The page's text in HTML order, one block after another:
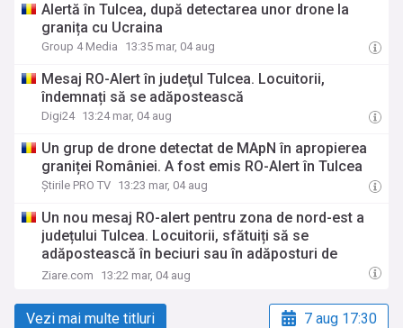
Alertă în Tulcea, după detectarea unor drone la
granița cu Ucraina
Group 4 Media 13:35 mar, 04 aug
Mesaj RO-Alert în judeţul Tulcea. Locuitorii,
îndemnați să se adăpostească
Digi24 13:24 mar, 04 aug
Un grup de drone detectat de MApN în apropierea
graniței României. A fost emis RO-Alert în Tulcea
Știrile PRO TV 13:23 mar, 04 aug
Un nou mesaj RO-alert pentru zona de nord-est a
județului Tulcea. Locuitorii, sfătuiți să se
adăpostească în beciuri sau în adăposturi de
protecție civilă
Ziare.com 13:22 mar, 04 aug
Vezi mai multe titluri 7 aug 17:30